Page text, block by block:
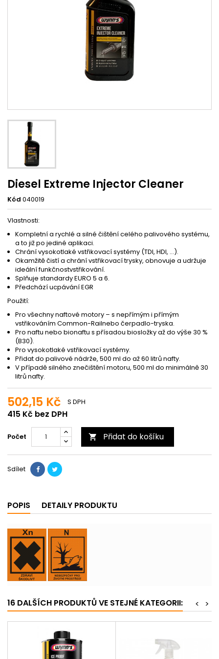
Diesel Extreme Injector Cleaner
Kód 040019
Vlastnosti:
Kompletní a rychlé a silné čištění celého palivového systému,
a to již po jediné aplikaci.
Chrání vysokotlaké vstřikovací systémy (TDI, HDI, …).
Okamžitě čistí a chrání vstřikovací trysky, obnovuje a udržuje
ideální funkčnostvstřikování.
Splňuje standardy EURO 5 a 6.
Předchází ucpávání EGR
Použití:
Pro všechny naftové motory – s nepřímým i přímým
vstřikováním Common-Railnebo čerpadlo-tryska.
Pro naftu nebo bionaftu s přísadou biosložky až do výše 30 %
(B30).
Pro vysokotlaké vstřikovací systémy.
Přidat do palivové nádrže, 500 ml do až 60 litrů nafty.
V případě silného znečištění motoru, 500 ml do minimálně 30
litrů nafty.
502,15 Kč
415 Kč bez DPH
S DPH
Počet  Přidat do košíku
Sdílet
POPIS DETAILY PRODUKTU
16 DALŠÍCH PRODUKTŮ VE STEJNÉ KATEGORII: >
<